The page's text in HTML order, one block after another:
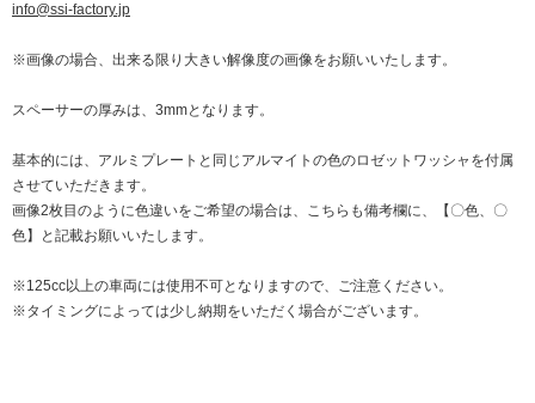
info@ssi-factory.jp
※画像の場合、出来る限り大きい解像度の画像をお願いいたします。
スペーサーの厚みは、3mmとなります。
基本的には、アルミプレートと同じアルマイトの色のロゼットワッシャを付属
させていただきます。
画像2枚目のように色違いをご希望の場合は、こちらも備考欄に、【〇色、〇
色】と記載お願いいたします。
※125cc以上の車両には使用不可となりますので、ご注意ください。
※タイミングによっては少し納期をいただく場合がございます。